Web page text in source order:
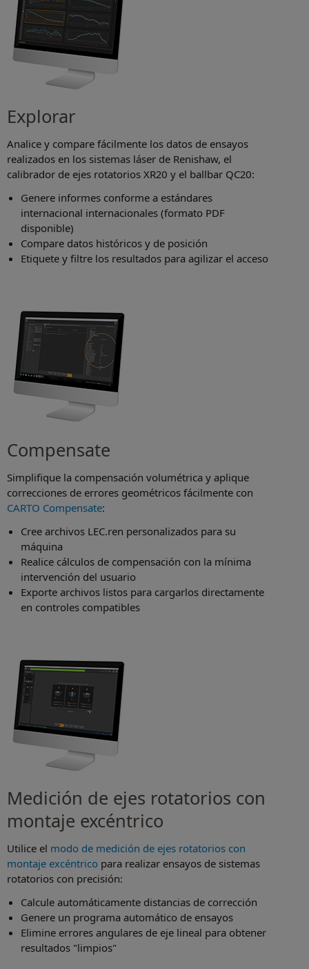
Explorar
Analice y compare fácilmente los datos de ensayos
realizados en los sistemas láser de Renishaw, el
calibrador de ejes rotatorios XR20 y el ballbar QC20:
Genere informes conforme a estándares
internacional internacionales (formato PDF
disponible)
Compare datos históricos y de posición
Etiquete y filtre los resultados para agilizar el acceso
Compensate
Simplifique la compensación volumétrica y aplique
correcciones de errores geométricos fácilmente con
CARTO Compensate:
Cree archivos LEC.ren personalizados para su
máquina
Realice cálculos de compensación con la mínima
intervención del usuario
Exporte archivos listos para cargarlos directamente
en controles compatibles
Medición de ejes rotatorios con
montaje excéntrico
Utilice el modo de medición de ejes rotatorios con
montaje excéntrico para realizar ensayos de sistemas
rotatorios con precisión:
Calcule automáticamente distancias de corrección
Genere un programa automático de ensayos
Elimine errores angulares de eje lineal para obtener
resultados "limpios"